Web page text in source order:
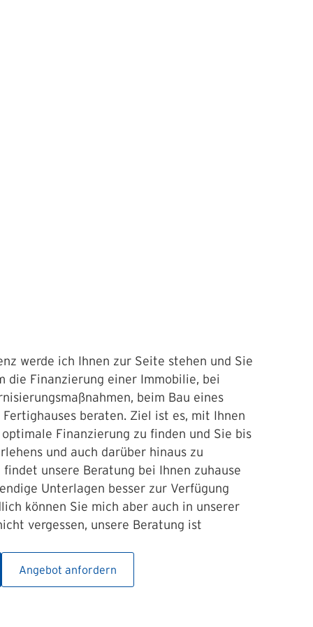
werde ich Ihnen zur Seite stehen und Sie
die Finanzierung einer Immobilie, bei
beim Bau eines
beraten. Ziel ist es, mit Ihnen
Finanzierung zu finden und Sie bis
und auch darüber hinaus zu
unsere Beratung bei Ihnen zuhause
Unterlagen besser zur Verfügung
können Sie mich aber auch in unserer
vergessen, unsere Beratung ist
Angebot anfordern